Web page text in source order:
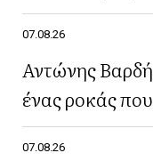
07.08.26
Αντώνης
ένας ροκάς
07.08.26